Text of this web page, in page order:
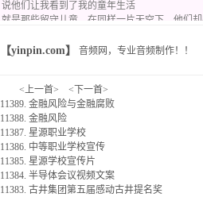
【yinpin.com】 音频网 ， 专业音频制作！ ！
<上一首> < 下一首>
11389. 金融风险与金融腐败
11388. 金融风险
11387. 星源职业学校
11386. 中等职业学校宣传
11385. 星源学校宣传片
11384. 半导体会议视频文案
11383. 古井集团第五届感动古井提名奖